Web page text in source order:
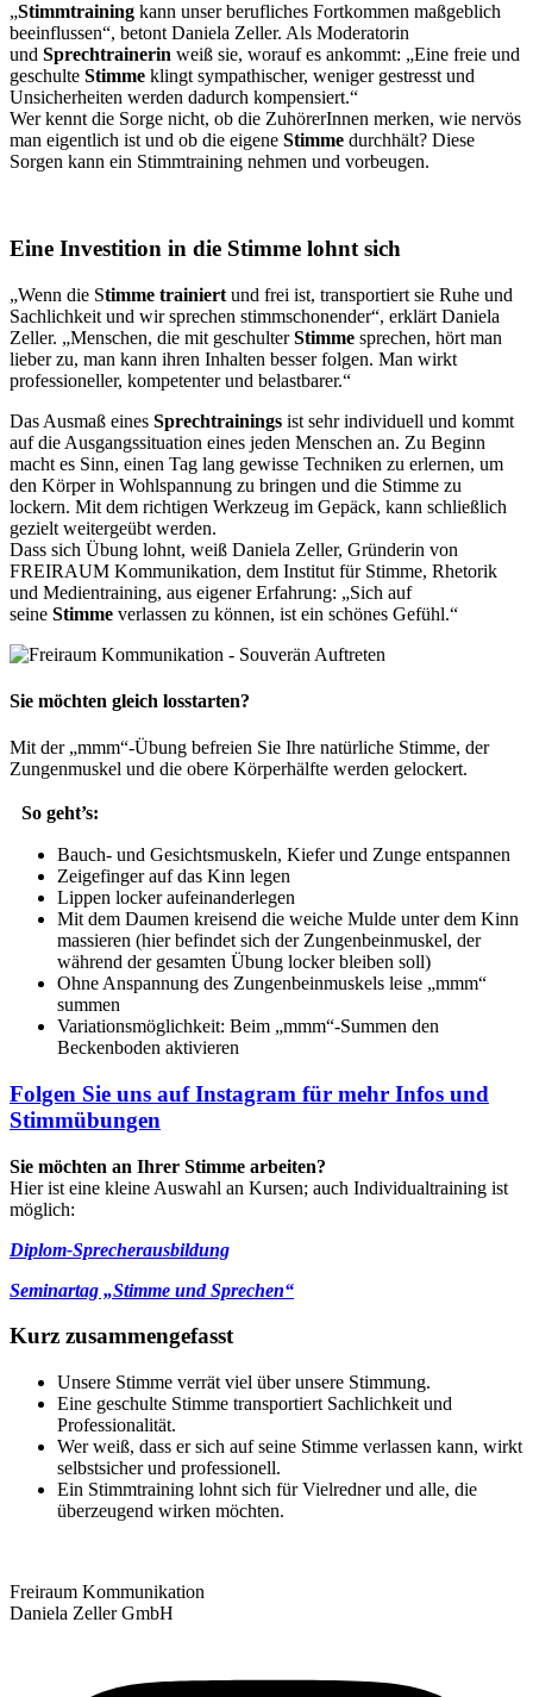
„Stimmtraining kann unser berufliches Fortkommen maßgeblich
beeinflussen“, betont Daniela Zeller. Als Moderatorin
und Sprechtrainerin weiß sie, worauf es ankommt: „Eine freie und
geschulte Stimme klingt sympathischer, weniger gestresst und
Unsicherheiten werden dadurch kompensiert.“
Wer kennt die Sorge nicht, ob die ZuhörerInnen merken, wie nervös
man eigentlich ist und ob die eigene Stimme durchhält? Diese
Sorgen kann ein Stimmtraining nehmen und vorbeugen.
Eine Investition in die Stimme lohnt sich
„Wenn die Stimme trainiert und frei ist, transportiert sie Ruhe und
Sachlichkeit und wir sprechen stimmschonender“, erklärt Daniela
Zeller. „Menschen, die mit geschulterStimme sprechen, hört man
lieber zu, man kann ihren Inhalten besser folgen. Man wirkt
professioneller, kompetenter und belastbarer.“
Das Ausmaß eines Sprechtrainings ist sehr individuell und kommt
auf die Ausgangssituation eines jeden Menschen an. Zu Beginn
macht es Sinn, einen Tag lang gewisse Techniken zu erlernen, um
den Körper in Wohlspannung zu bringen und die Stimme zu
lockern. Mit dem richtigen Werkzeug im Gepäck, kann schließlich
gezielt weitergeübt werden.
Dass sich Übung lohnt, weiß Daniela Zeller, Gründerin von
FREIRAUM Kommunikation, dem Institut für Stimme, Rhetorik
und Medientraining, aus eigener Erfahrung: „Sich auf
seine Stimme verlassen zu können, ist ein schönes Gefühl.“
Sie möchten gleich losstarten?
Mit der „mmm“-Übung befreien Sie Ihre natürliche Stimme, der
Zungenmuskel und die obere Körperhälfte werden gelockert.
So geht’s:
Bauch- und Gesichtsmuskeln, Kiefer und Zunge entspannen
Zeigefinger auf das Kinn legen
Lippen locker aufeinanderlegen
Mit dem Daumen kreisend die weiche Mulde unter dem Kinn
massieren (hier befindet sich der Zungenbeinmuskel, der
während der gesamten Übung locker bleiben soll)
Ohne Anspannung des Zungenbeinmuskels leise „mmm“
summen
Variationsmöglichkeit: Beim „mmm“-Summen den
Beckenboden aktivieren
Folgen Sie uns auf Instagram für mehr Infos und
Stimmübungen
Sie möchten an Ihrer Stimme arbeiten?
Hier ist eine kleine Auswahl an Kursen; auch Individualtraining ist
möglich:
Diplom-Sprecherausbildung
Seminartag „Stimme und Sprechen“
Kurz zusammengefasst
Unsere Stimme verrät viel über unsere Stimmung.
Eine geschulte Stimme transportiert Sachlichkeit und
Professionalität.
Wer weiß, dass er sich auf seine Stimme verlassen kann, wirkt
selbstsicher und professionell.
Ein Stimmtraining lohnt sich für Vielredner und alle, die
überzeugend wirken möchten.
Freiraum Kommunikation
Daniela Zeller GmbH